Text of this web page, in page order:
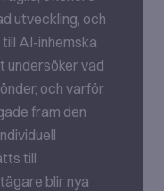
utveckling, och
AI-inhemska
undersöker vad
och varför
fram den
till
blir nya